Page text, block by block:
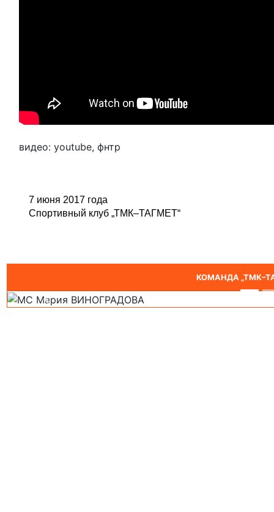
видео: youtube, фнтр
7 июня 2017 года
Спортивный клуб „ТМК–ТАГМЕТ“
КОМАНДА
Предыдущий